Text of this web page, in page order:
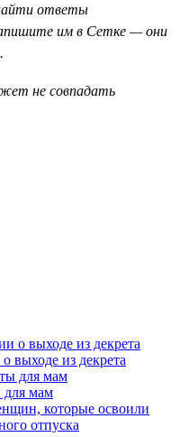
ответы
им в Сетке — они
не совпадать
выходе из декрета
для мам